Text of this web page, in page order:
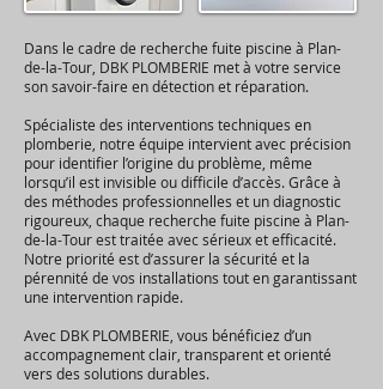
Dans le cadre de recherche fuite piscine à Plan-
de-la-Tour, DBK PLOMBERIE met à votre service
son savoir-faire en détection et réparation.
Spécialiste des interventions techniques en
plomberie, notre équipe intervient avec précision
pour identifier l’origine du problème, même
lorsqu’il est invisible ou difficile d’accès. Grâce à
des méthodes professionnelles et un diagnostic
rigoureux, chaque recherche fuite piscine à Plan-
de-la-Tour est traitée avec sérieux et efficacité.
Notre priorité est d’assurer la sécurité et la
pérennité de vos installations tout en garantissant
une intervention rapide.
Avec DBK PLOMBERIE, vous bénéficiez d’un
accompagnement clair, transparent et orienté
vers des solutions durables.